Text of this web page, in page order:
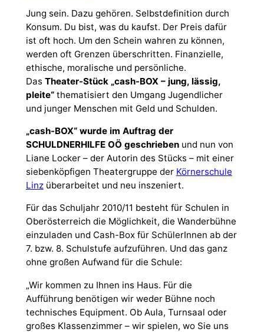
Jung sein. Dazu gehören. Selbstdefinition durch
Konsum. Du bist, was du kaufst. Der Preis dafür
ist oft hoch. Um den Schein wahren zu können,
werden oft Grenzen überschritten. Finanzielle,
ethische, moralische und persönliche.
Das Theater-Stück „cash-BOX – jung, lässig,
pleite“thematisiert den Umgang Jugendlicher
und junger Menschen mit Geld und Schulden.
„cash-BOX“ wurde im Auftrag der
SCHULDNERHILFE OÖ geschriebenund nun von
Liane Locker – der Autorin des Stücks – mit einer
siebenköpfigen Theatergruppe der Körnerschule
Linzüberarbeitet und neu inszeniert.
Für das Schuljahr 2010/11 besteht für Schulen in
Oberösterreich die Möglichkeit, die Wanderbühne
einzuladen und Cash-Box für SchülerInnen ab der
7. bzw. 8. Schulstufe aufzuführen. Und das ganz
ohne großen Aufwand für die Schule:
„Wir kommen zu Ihnen ins Haus. Für die
Aufführung benötigen wir weder Bühne noch
technisches Equipment. Ob Aula, Turnsaal oder
großes Klassenzimmer – wir spielen, wo Sie uns